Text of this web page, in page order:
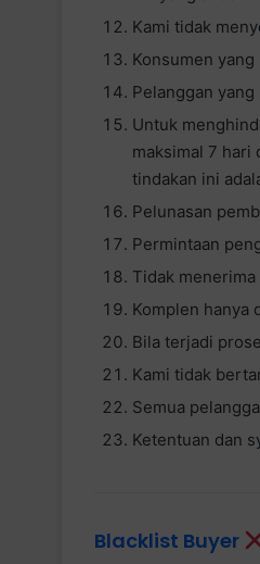
Kami tidak
Konsumen yang
Pelanggan yang
Untuk
maksimal 7 hari
tindakan ini
Pelunasan
Permintaan
Tidak
Komplen hanya
Bila terjadi
Kami tidak
Semua
Ketentuan dan
Blacklist Buyer